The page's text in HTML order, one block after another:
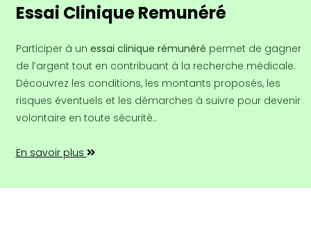
Essai Clinique Remunéré
Participer à un essai clinique rémunéré permet de gagner
de l’argent tout en contribuant à la recherche médicale.
Découvrez les conditions, les montants proposés, les
risques éventuels et les démarches à suivre pour devenir
volontaire en toute sécurité..
En savoir plus